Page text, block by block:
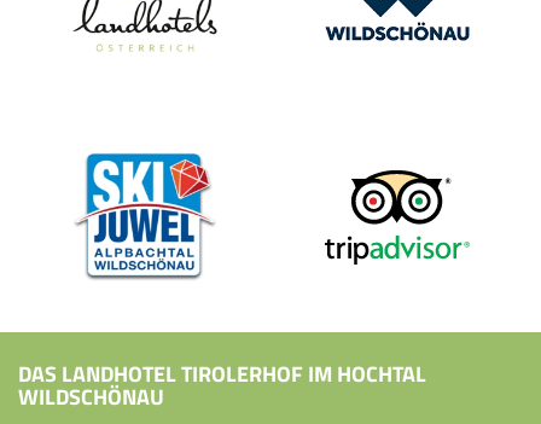
DAS LANDHOTEL TIROLERHOF IM HOCHTAL
WILDSCHÖNAU